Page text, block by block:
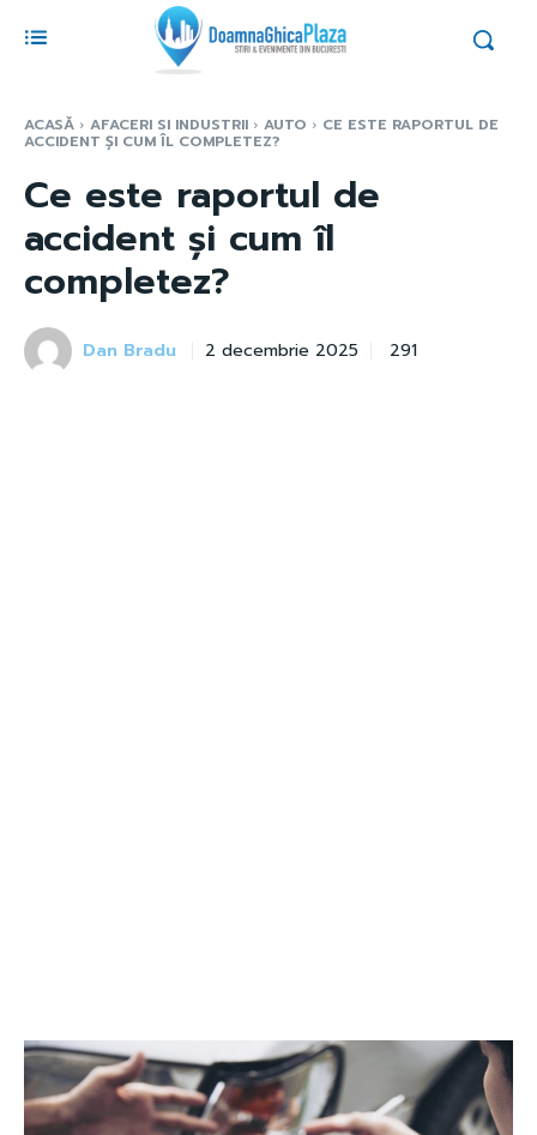
ACASĂ AFACERI SI INDUSTRII AUTO CE ESTE RAPORTUL DE
ACCIDENT ȘI CUM ÎL COMPLETEZ?
Ce este raportul de
accident și cum îl
completez?
Dan Bradu 2 decembrie 2025 291